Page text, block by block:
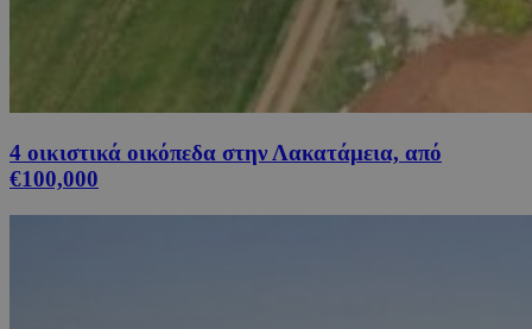
4 οικιστικά οικόπεδα στην Λακατάμεια, από
€100,000